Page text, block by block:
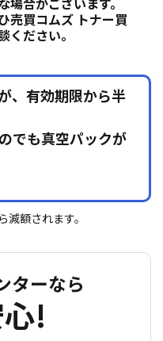
売買コムズ トナー買
ください。
、有効期限から半
でも真空パックが
額されます。
ターなら
!